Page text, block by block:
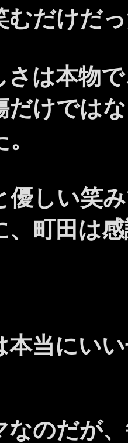
むだけだ
は本物
だけでは
しい笑
、町田は
本当にい
のだが